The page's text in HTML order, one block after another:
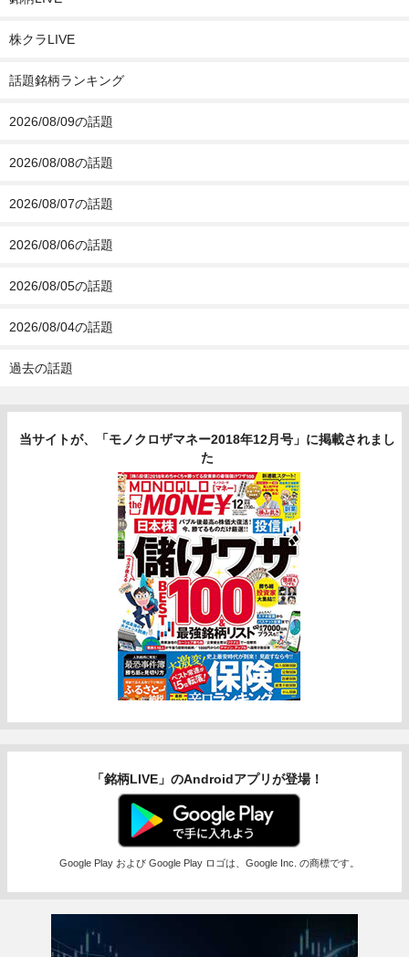
株クラLIVE
話題銘柄ランキング
2026/08/09の話題
2026/08/08の話題
2026/08/07の話題
2026/08/06の話題
2026/08/05の話題
2026/08/04の話題
過去の話題
当サイトが、「モノクロザマネー2018年12月号」に掲載されまし
た
「銘柄LIVE」のAndroidアプリが登場！
Google Play および Google Play ロゴは、Google Inc. の商標です。